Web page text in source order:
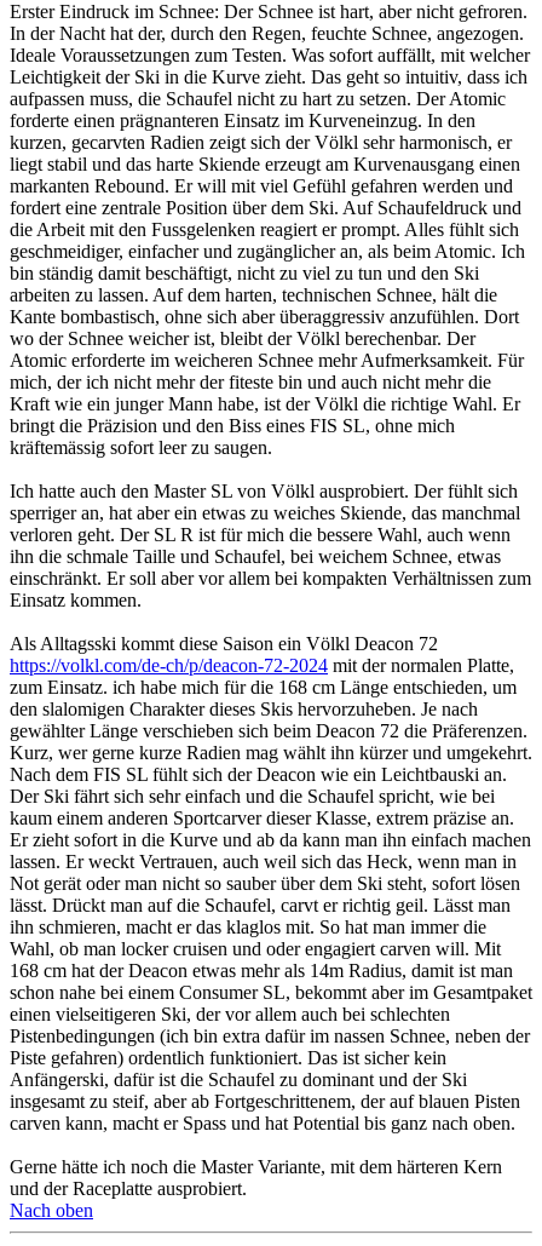
Erster Eindruck im Schnee: Der Schnee ist hart, aber nicht gefroren.
In der Nacht hat der, durch den Regen, feuchte Schnee, angezogen.
Ideale Voraussetzungen zum Testen. Was sofort auffällt, mit welcher
Leichtigkeit der Ski in die Kurve zieht. Das geht so intuitiv, dass ich
aufpassen muss, die Schaufel nicht zu hart zu setzen. Der Atomic
forderte einen prägnanteren Einsatz im Kurveneinzug. In den
kurzen, gecarvten Radien zeigt sich der Völkl sehr harmonisch, er
liegt stabil und das harte Skiende erzeugt am Kurvenausgang einen
markanten Rebound. Er will mit viel Gefühl gefahren werden und
fordert eine zentrale Position über dem Ski. Auf Schaufeldruck und
die Arbeit mit den Fussgelenken reagiert er prompt. Alles fühlt sich
geschmeidiger, einfacher und zugänglicher an, als beim Atomic. Ich
bin ständig damit beschäftigt, nicht zu viel zu tun und den Ski
arbeiten zu lassen. Auf dem harten, technischen Schnee, hält die
Kante bombastisch, ohne sich aber überaggressiv anzufühlen. Dort
wo der Schnee weicher ist, bleibt der Völkl berechenbar. Der
Atomic erforderte im weicheren Schnee mehr Aufmerksamkeit. Für
mich, der ich nicht mehr der fiteste bin und auch nicht mehr die
Kraft wie ein junger Mann habe, ist der Völkl die richtige Wahl. Er
bringt die Präzision und den Biss eines FIS SL, ohne mich
kräftemässig sofort leer zu saugen.
Ich hatte auch den Master SL von Völkl ausprobiert. Der fühlt sich
sperriger an, hat aber ein etwas zu weiches Skiende, das manchmal
verloren geht. Der SL R ist für mich die bessere Wahl, auch wenn
ihn die schmale Taille und Schaufel, bei weichem Schnee, etwas
einschränkt. Er soll aber vor allem bei kompakten Verhältnissen zum
Einsatz kommen.
Als Alltagsski kommt diese Saison ein Völkl Deacon 72
https://volkl.com/de-ch/p/deacon-72-2024 mit der normalen Platte,
zum Einsatz. ich habe mich für die 168 cm Länge entschieden, um
den slalomigen Charakter dieses Skis hervorzuheben. Je nach
gewählter Länge verschieben sich beim Deacon 72 die Präferenzen.
Kurz, wer gerne kurze Radien mag wählt ihn kürzer und umgekehrt.
Nach dem FIS SL fühlt sich der Deacon wie ein Leichtbauski an.
Der Ski fährt sich sehr einfach und die Schaufel spricht, wie bei
kaum einem anderen Sportcarver dieser Klasse, extrem präzise an.
Er zieht sofort in die Kurve und ab da kann man ihn einfach machen
lassen. Er weckt Vertrauen, auch weil sich das Heck, wenn man in
Not gerät oder man nicht so sauber über dem Ski steht, sofort lösen
lässt. Drückt man auf die Schaufel, carvt er richtig geil. Lässt man
ihn schmieren, macht er das klaglos mit. So hat man immer die
Wahl, ob man locker cruisen und oder engagiert carven will. Mit
168 cm hat der Deacon etwas mehr als 14m Radius, damit ist man
schon nahe bei einem Consumer SL, bekommt aber im Gesamtpaket
einen vielseitigeren Ski, der vor allem auch bei schlechten
Pistenbedingungen (ich bin extra dafür im nassen Schnee, neben der
Piste gefahren) ordentlich funktioniert. Das ist sicher kein
Anfängerski, dafür ist die Schaufel zu dominant und der Ski
insgesamt zu steif, aber ab Fortgeschrittenem, der auf blauen Pisten
carven kann, macht er Spass und hat Potential bis ganz nach oben.
Gerne hätte ich noch die Master Variante, mit dem härteren Kern
und der Raceplatte ausprobiert.
Nach oben